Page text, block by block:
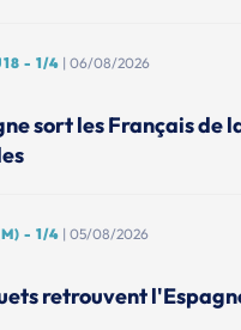
- 1/4 | 06/08/2026
sort les Français de
- 1/4 | 05/08/2026
retrouvent